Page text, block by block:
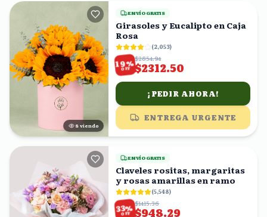
8 viendo
ENVÍO GRATIS
Girasoles y Eucalipto en Caja
Rosa
(2,053)
19%
OFF
$2854.94
$2312.50
¡PEDIR AHORA!
ENTREGA URGENTE
ENVÍO GRATIS
Claveles rositas, margaritas
y rosas amarillas en ramo
(5,548)
33%
OFF
$1415.36
$948.29